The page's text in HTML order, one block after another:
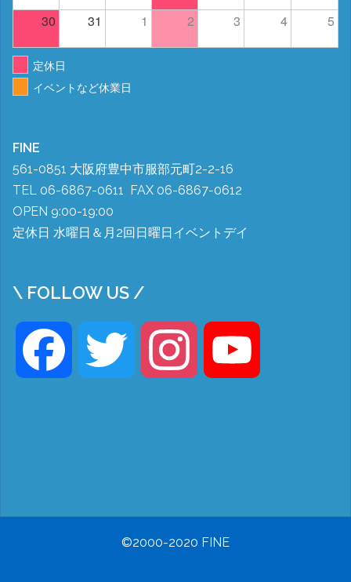
30 31 1 2 3 4 5
定休日
イベントなど休業日
FINE
561-0851 大阪府豊中市服部元町2-2-16
TEL 06-6867-0611 FAX 06-6867-0612
OPEN 9:00-19:00
定休日 水曜日＆月2回日曜日イベントデイ
\ FOLLOW US /
Facebook Twitter Instagram
©2000-2020 FINE